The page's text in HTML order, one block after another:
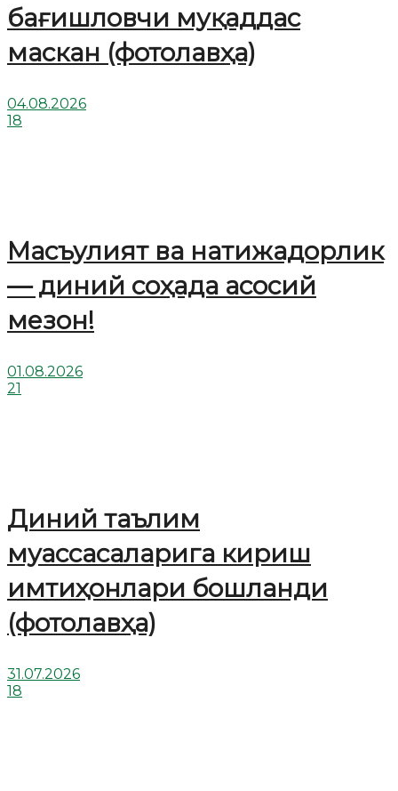
бағишловчи муқаддас
маскан (фотолавҳа)
04.08.2026
18
Масъулият ва натижадорлик
— диний соҳада асосий
мезон!
01.08.2026
21
Диний таълим
муассасаларига кириш
имтиҳонлари бошланди
(фотолавҳа)
31.07.2026
18